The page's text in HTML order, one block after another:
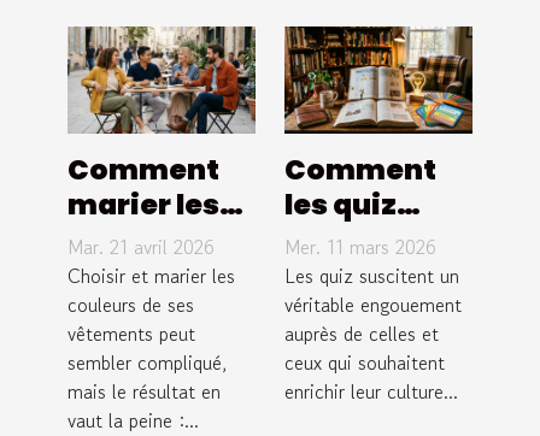
Comment
marier les
couleurs de
vos
vêtements
pour un look
harmonieux
?
Mar. 21 avril 2026
Choisir et marier les
couleurs de ses
vêtements peut
sembler compliqué,
mais le résultat en
vaut la peine :...
Comment
les quiz
améliorent-
ils votre
culture
générale ?
Mer. 11 mars 2026
Les quiz suscitent un
véritable engouement
auprès de celles et
ceux qui souhaitent
enrichir leur culture...